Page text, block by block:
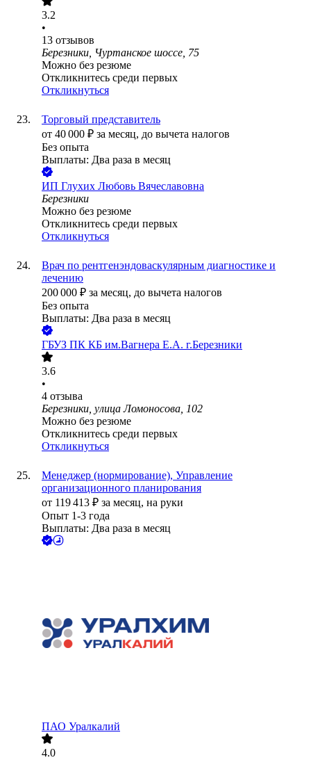
3.2
•
13 отзывов
Березники, Чуртанское шоссе, 75
Можно без резюме
Откликнитесь среди первых
Откликнуться
Торговый представитель
от 40 000 ₽ за месяц, до вычета налогов
Без опыта
Выплаты: Два раза в месяц
ИП Глухих Любовь Вячеславовна
Березники
Можно без резюме
Откликнитесь среди первых
Откликнуться
Врач по рентгенэндоваскулярным диагностике и
лечению
200 000 ₽ за месяц, до вычета налогов
Без опыта
Выплаты: Два раза в месяц
ГБУЗ ПК КБ им.Вагнера Е.А. г.Березники
3.6
•
4 отзыва
Березники, улица Ломоносова, 102
Можно без резюме
Откликнитесь среди первых
Откликнуться
Менеджер (нормирование), Управление
организационного планирования
от 119 413 ₽ за месяц, на руки
Опыт 1-3 года
Выплаты: Два раза в месяц
ПАО Уралкалий
4.0